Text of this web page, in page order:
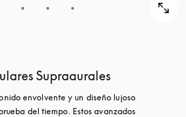
Supraaurales
envolvente y un diseño lujoso
del tiempo. Estos avanzados